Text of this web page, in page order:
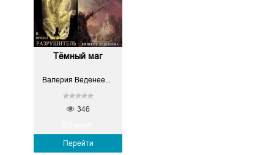
Тёмный маг
Валерия Веденеева, Рианна Авалонская
Перейти
346